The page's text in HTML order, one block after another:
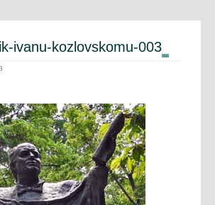
ivanu-kozlovskomu-003